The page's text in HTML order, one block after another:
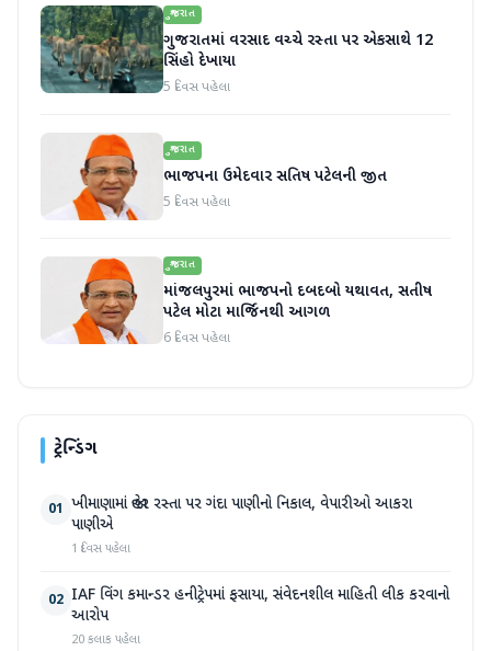
ગુજરાત
ગુજરાતમાં વરસાદ વચ્ચે રસ્તા પર એકસાથે 12
સિંહો દેખાયા
5 દિવસ પહેલા
ગુજરાત
ભાજપના ઉમેદવાર સતિષ પટેલની જીત
5 દિવસ પહેલા
ગુજરાત
માંજલપુરમાં ભાજપનો દબદબો યથાવત, સતીષ
પટેલ મોટા માર્જિનથી આગળ
6 દિવસ પહેલા
ટ્રેન્ડિંગ
01 ખીમાણામાં જાહેર રસ્તા પર ગંદા પાણીનો નિકાલ, વેપારીઓ આકરા
પાણીએ
1 દિવસ પહેલા
02 IAF વિંગ કમાન્ડર હનીટ્રેપમાં ફસાયા, સંવેદનશીલ માહિતી લીક કરવાનો
આરોપ
20 કલાક પહેલા